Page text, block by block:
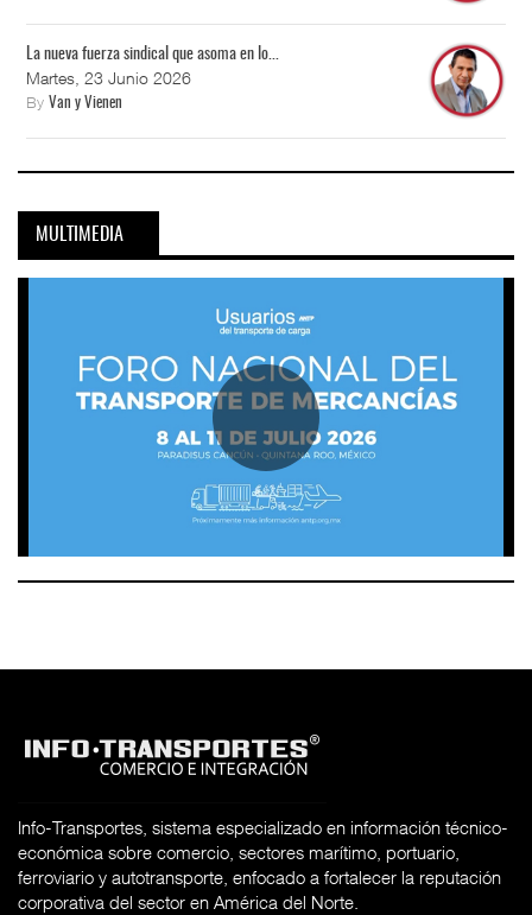
La nueva fuerza sindical que asoma en lo...
Martes, 23 Junio 2026
By Van y Vienen
MULTIMEDIA
Info-Transportes, sistema especializado en información técnico-
económica sobre comercio, sectores marítimo, portuario,
ferroviario y autotransporte, enfocado a fortalecer la reputación
corporativa del sector en América del Norte.